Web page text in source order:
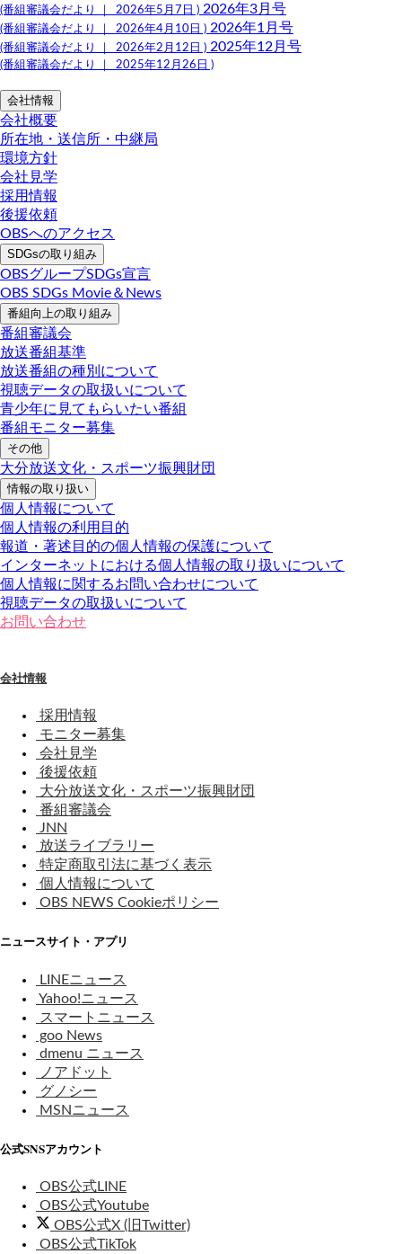
(番組審議会だより ｜ 2026年5月7日 ) 2026年3月号
(番組審議会だより ｜ 2026年4月10日 ) 2026年1月号
(番組審議会だより ｜ 2026年2月12日 ) 2025年12月号
(番組審議会だより ｜ 2025年12月26日 )
会社情報
会社概要
所在地・送信所・中継局
環境方針
会社見学
採用情報
後援依頼
OBSへのアクセス
SDGsの取り組み
OBSグループSDGs宣言
OBS SDGs Movie＆News
番組向上の取り組み
番組審議会
放送番組基準
放送番組の種別について
視聴データの取扱いについて
青少年に見てもらいたい番組
番組モニター募集
その他
大分放送文化・スポーツ振興財団
情報の取り扱い
個人情報について
個人情報の利用目的
報道・著述目的の個人情報の保護について
インターネットにおける個人情報の取り扱いについて
個人情報に関するお問い合わせについて
視聴データの取扱いについて
お問い合わせ
会社情報
採用情報
モニター募集
会社見学
後援依頼
大分放送文化・スポーツ振興財団
番組審議会
JNN
放送ライブラリー
特定商取引法に基づく表示
個人情報について
OBS NEWS Cookieポリシー
ニュースサイト・アプリ
LINEニュース
Yahoo!ニュース
スマートニュース
goo News
dmenu ニュース
ノアドット
グノシー
MSNニュース
公式SNSアカウント
OBS公式LINE
OBS公式Youtube
OBS公式X (旧Twitter)
OBS公式TikTok